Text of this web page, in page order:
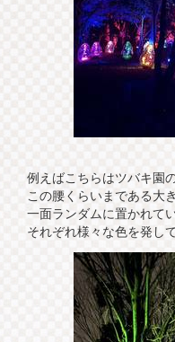
例えばこちらはツバキ園
この腰くらいまである大
一面ランダムに置かれてい
それぞれ様々な色を発し